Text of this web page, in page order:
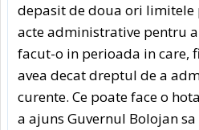
depasit de doua ori
acte administrative pentru
facut-o in perioada in care,
avea decat dreptul de a
curente. Ce poate face o
a ajuns Guvernul Bolojan